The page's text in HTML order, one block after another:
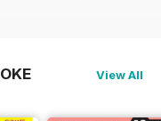
View All